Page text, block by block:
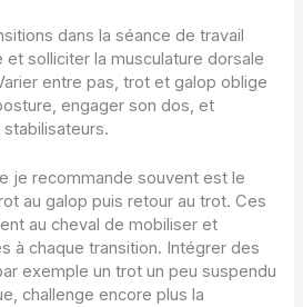
dans la séance de travail
solliciter la musculature dorsale
entre pas, trot et galop oblige
engager son dos, et
je recommande souvent est le
au galop puis retour au trot. Ces
au cheval de mobiliser et
à chaque transition. Intégrer des
exemple un trot un peu suspendu
challenge encore plus la